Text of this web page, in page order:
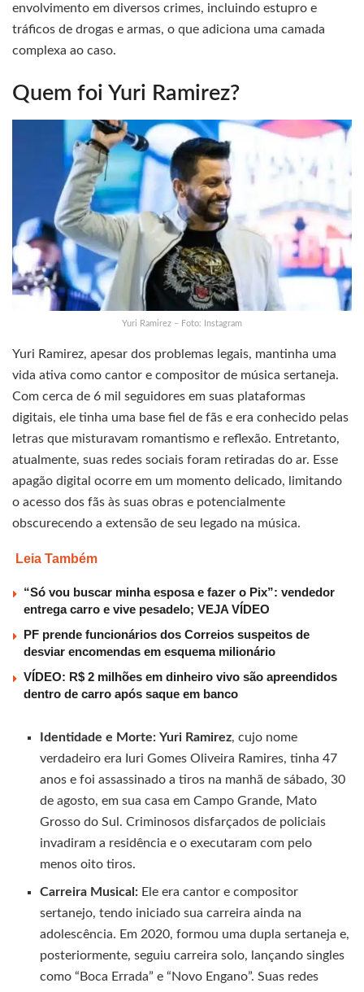
envolvimento em diversos crimes, incluindo estupro e
tráficos de drogas e armas, o que adiciona uma camada
complexa ao caso.
Quem foi Yuri Ramirez?
Yuri Ramirez – Foto: Instagram
Yuri Ramirez, apesar dos problemas legais, mantinha uma
vida ativa como cantor e compositor de música sertaneja.
Com cerca de 6 mil seguidores em suas plataformas
digitais, ele tinha uma base fiel de fãs e era conhecido pelas
letras que misturavam romantismo e reflexão. Entretanto,
atualmente, suas redes sociais foram retiradas do ar. Esse
apagão digital ocorre em um momento delicado, limitando
o acesso dos fãs às suas obras e potencialmente
obscurecendo a extensão de seu legado na música.
Leia Também
“Só vou buscar minha esposa e fazer o Pix”: vendedor
entrega carro e vive pesadelo; VEJA VÍDEO
PF prende funcionários dos Correios suspeitos de
desviar encomendas em esquema milionário
VÍDEO: R$ 2 milhões em dinheiro vivo são apreendidos
dentro de carro após saque em banco
Identidade e Morte: Yuri Ramirez, cujo nome
verdadeiro era Iuri Gomes Oliveira Ramires, tinha 47
anos e foi assassinado a tiros na manhã de sábado, 30
de agosto, em sua casa em Campo Grande, Mato
Grosso do Sul. Criminosos disfarçados de policiais
invadiram a residência e o executaram com pelo
menos oito tiros.
Carreira Musical: Ele era cantor e compositor
sertanejo, tendo iniciado sua carreira ainda na
adolescência. Em 2020, formou uma dupla sertaneja e,
posteriormente, seguiu carreira solo, lançando singles
como “Boca Errada” e “Novo Engano”. Suas redes